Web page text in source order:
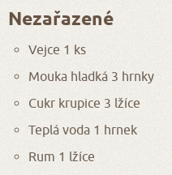
Nezařazené
Vejce 1 ks
Mouka hladká 3 hrnky
Cukr krupice 3 lžíce
Teplá voda 1 hrnek
Rum 1 lžíce